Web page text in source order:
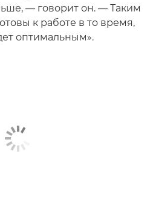
— говорит он. — Таким
к работе в то время,
оптимальным».